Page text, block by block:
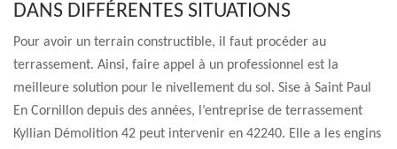
DANS DIFFÉRENTES SITUATIONS
Pour avoir un terrain constructible, il faut procéder au
terrassement. Ainsi, faire appel à un professionnel est la
meilleure solution pour le nivellement du sol. Sise à Saint Paul
En Cornillon depuis des années, l’entreprise de terrassement
Kyllian Démolition 42 peut intervenir en 42240. Elle a les engins